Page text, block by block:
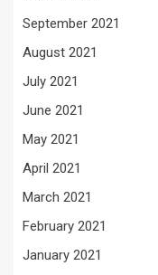
September 2021
August 2021
July 2021
June 2021
May 2021
April 2021
March 2021
February 2021
January 2021